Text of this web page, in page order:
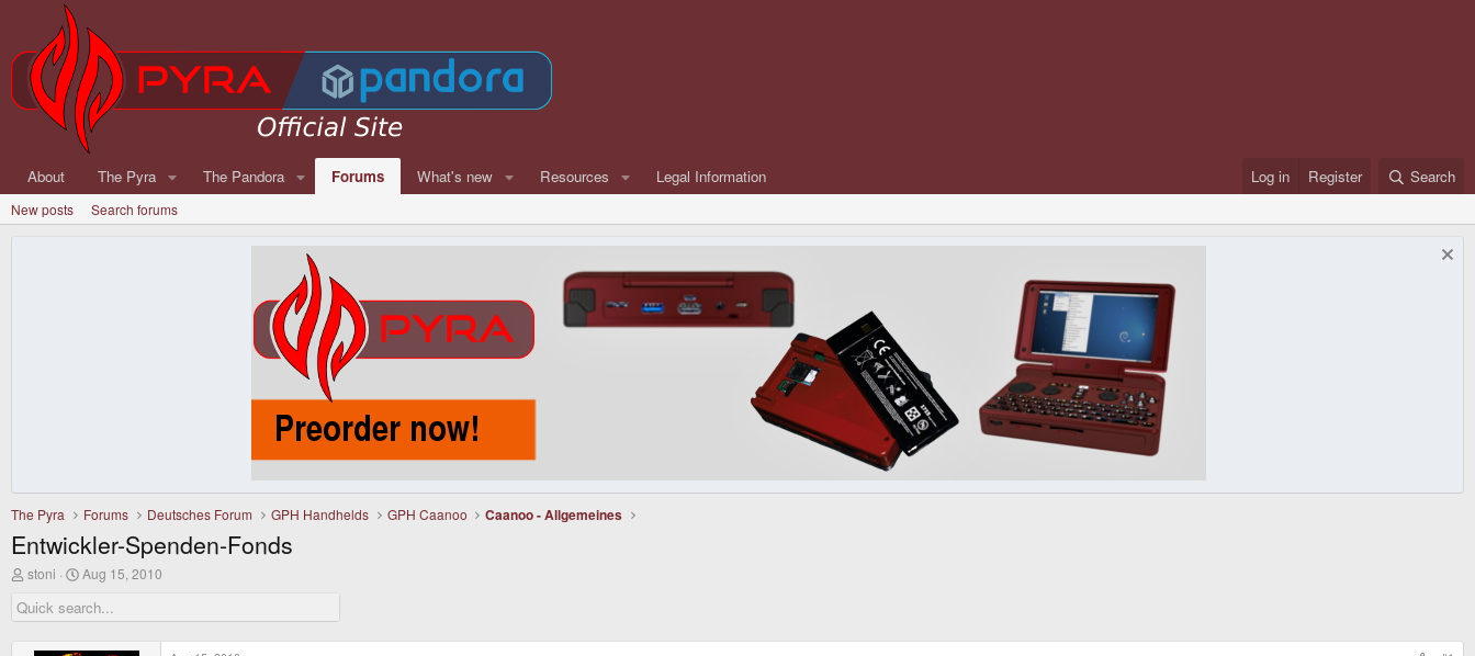
About The Pyra The Pandora Forums What's new Resources Legal Information Log in Register Search
New posts Search forums
The Pyra Forums Deutsches Forum GPH Handhelds GPH Caanoo Caanoo - Allgemeines
Entwickler-Spenden-Fonds
T
r
e
stoni
S
a
r
Aug 15, 2010